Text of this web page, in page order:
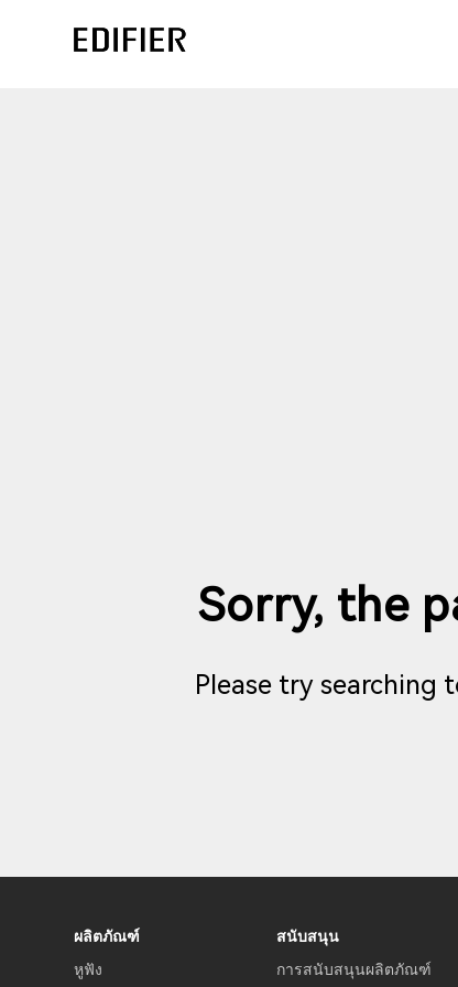
Sorry, the
Please try
ผลิตภัณฑ์
หูฟัง
สนับสนุน
การสนับสนุนผลิตภัณฑ์